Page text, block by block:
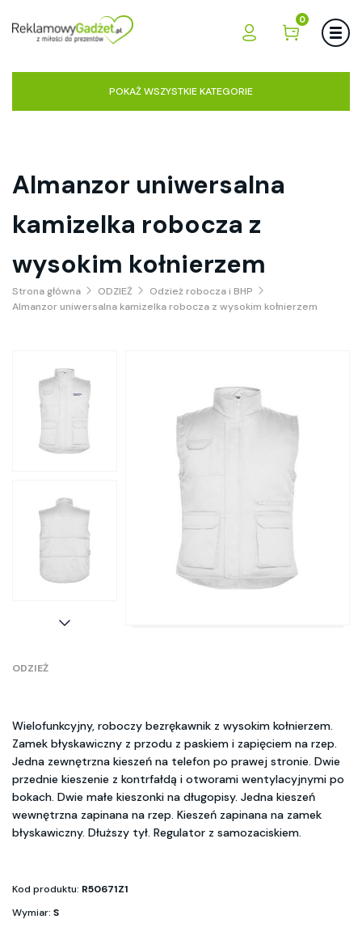
0
POKAŻ WSZYSTKIE KATEGORIE
Almanzor uniwersalna
kamizelka robocza z
wysokim kołnierzem
Strona główna ODZIEŻ
Odzież robocza i BHP
Almanzor uniwersalna kamizelka robocza z wysokim kołnierzem
ODZIEŻ
Wielofunkcyjny, roboczy bezrękawnik z wysokim kołnierzem.
Zamek błyskawiczny z przodu z paskiem i zapięciem na rzep.
Jedna zewnętrzna kieszeń na telefon po prawej stronie. Dwie
przednie kieszenie z kontrfałdą i otworami wentylacyjnymi po
bokach. Dwie małe kieszonki na długopisy. Jedna kieszeń
wewnętrzna zapinana na rzep. Kieszeń zapinana na zamek
błyskawiczny. Dłuższy tył. Regulator z samozaciskiem.
Kod produktu: R50671Z1
Wymiar: S